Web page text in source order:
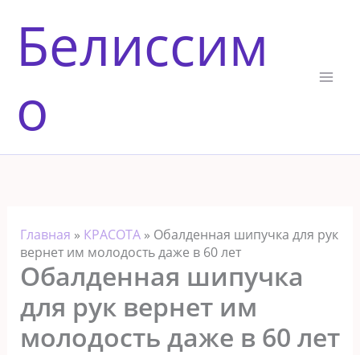
содержимому
Белиссим
о
Главная » КРАСОТА» Обалденная шипучка для рук
вернет им молодость даже в 60 лет
Обалденная шипучка
для рук вернет им
молодость даже в 60 лет